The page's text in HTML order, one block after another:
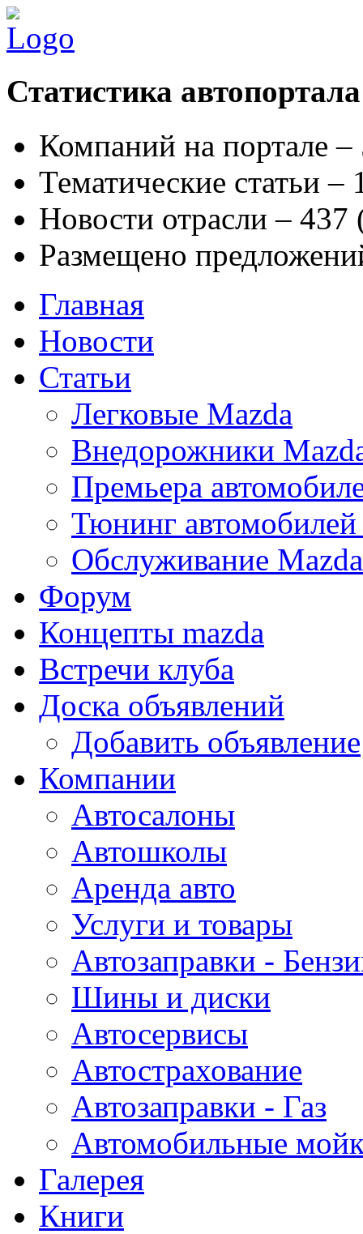
Статистика автопортала
Компаний на портале
Тематические статьи –
Новости отрасли – 437
Размещено
Главная
Новости
Статьи
Легковые Mazda
Внедорожники
Премьера
Тюнинг
Обслуживание Mazda
Форум
Концепты mazda
Встречи клуба
Доска объявлений
Добавить объявление
Компании
Автосалоны
Автошколы
Аренда авто
Услуги и товары
Автозаправки -
Шины и диски
Автосервисы
Автострахование
Автозаправки - Газ
Автомобильные
Галерея
Книги